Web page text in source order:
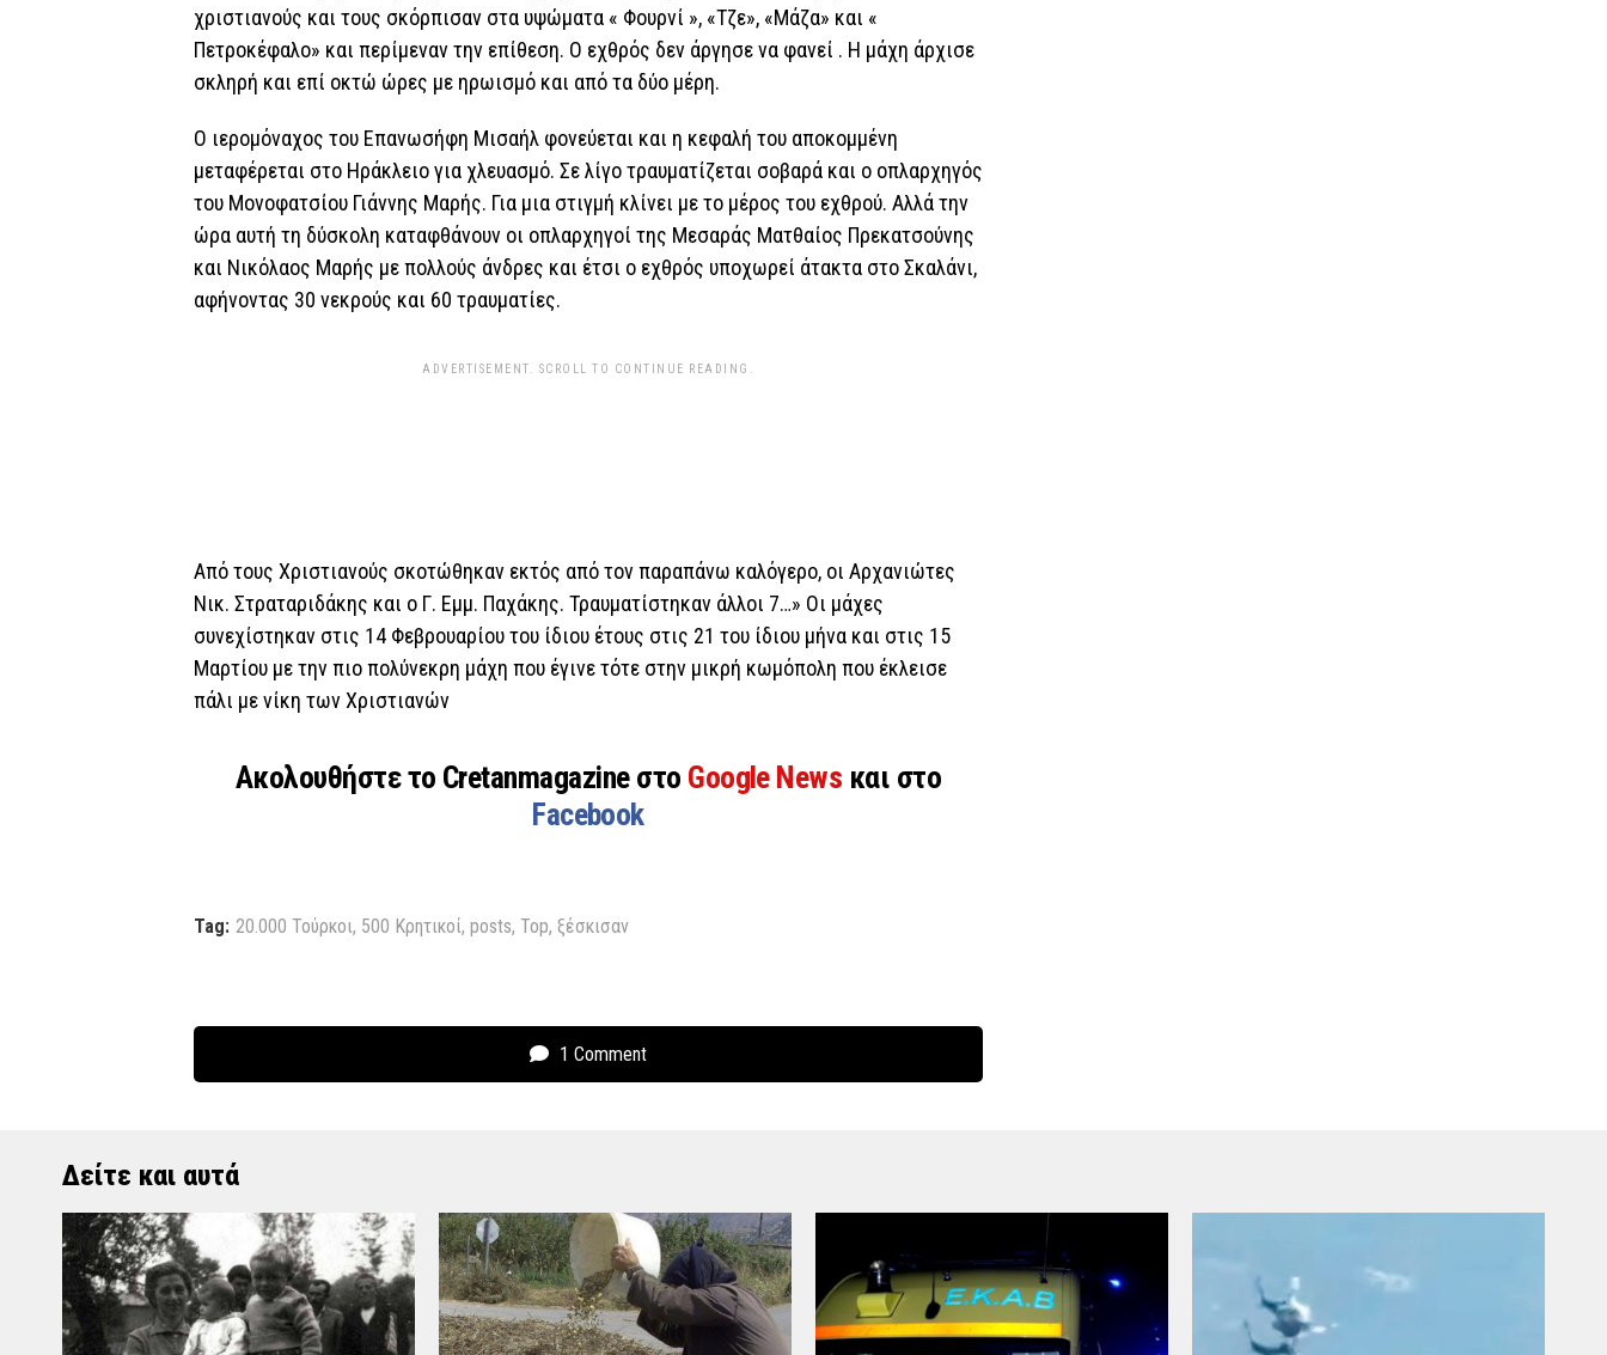
χριστιανούς και τους σκόρπισαν στα υψώματα « Φουρνί », «Τζε», «Μάζα» και «
Πετροκέφαλο» και περίμεναν την επίθεση. Ο εχθρός δεν άργησε να φανεί . Η μάχη άρχισε
σκληρή και επί οκτώ ώρες με ηρωισμό και από τα δύο μέρη.
Ο ιερομόναχος του Επανωσήφη Μισαήλ φονεύεται και η κεφαλή του αποκομμένη
μεταφέρεται στο Ηράκλειο για χλευασμό. Σε λίγο τραυματίζεται σοβαρά και ο οπλαρχηγός
του Μονοφατσίου Γιάννης Μαρής. Για μια στιγμή κλίνει με το μέρος του εχθρού. Αλλά την
ώρα αυτή τη δύσκολη καταφθάνουν οι οπλαρχηγοί της Μεσαράς Ματθαίος Πρεκατσούνης
και Νικόλαος Μαρής με πολλούς άνδρες και έτσι ο εχθρός υποχωρεί άτακτα στο Σκαλάνι,
αφήνοντας 30 νεκρούς και 60 τραυματίες.
ADVERTISEMENT. SCROLL TO CONTINUE READING.
Από τους Χριστιανούς σκοτώθηκαν εκτός από τον παραπάνω καλόγερο, οι Αρχανιώτες
Νικ. Στραταριδάκης και ο Γ. Εμμ. Παχάκης. Τραυματίστηκαν άλλοι 7…» Οι μάχες
συνεχίστηκαν στις 14 Φεβρουαρίου του ίδιου έτους στις 21 του ίδιου μήνα και στις 15
Μαρτίου με την πιο πολύνεκρη μάχη που έγινε τότε στην μικρή κωμόπολη που έκλεισε
πάλι με νίκη των Χριστιανών
Ακολουθήστε το Cretanmagazine στο Google News και στο
Facebook
Tag: 20.000 Τούρκοι, 500 Κρητικοί, posts, Top, ξέσκισαν
1 Comment
Δείτε και αυτά